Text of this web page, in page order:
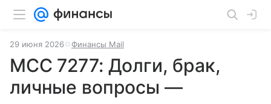
29 июня 2026 Финансы Mail
MCC 7277: Долги, брак,
личные вопросы —